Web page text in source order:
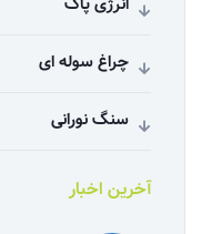
چراغ سوله ای
سنگ نورانی
آخرین اخبار